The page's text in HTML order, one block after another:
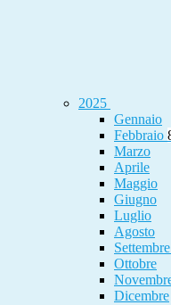
2025
Gennaio
Febbraio
Marzo
Aprile
Maggio
Giugno
Luglio
Agosto
Settembre
Ottobre
Dicembre